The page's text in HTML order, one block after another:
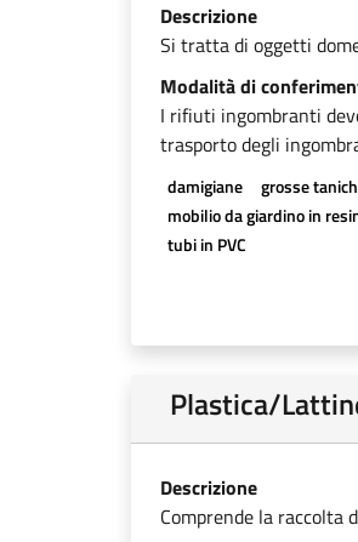
Descrizione
Si tratta di oggetti
Modalità di
I rifiuti ingombranti
trasporto degli
damigiane grosse
mobilio da giardino in
tubi in PVC
Plastica/
Descrizione
Comprende la